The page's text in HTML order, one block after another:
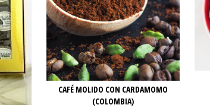
CAFÉ MOLIDO CON CARDAMOMO
(COLOMBIA)